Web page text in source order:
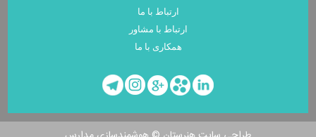
خیابان آذر، کوچه استاد تاج اصفهانی
ارتباط با ما
ارتباط با مشاور
همکاری با ما